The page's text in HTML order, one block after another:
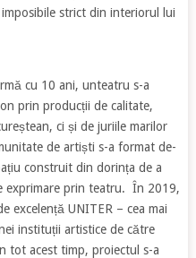
strict din interiorul lui
cu 10 ani, unteatru s-a
prin producții de calitate,
ci și de juriile marilor
de artiști s-a format de-
construit din dorința de a
exprimare prin teatru. În 2019,
excelență UNITER – cea mai
instituții artistice de către
tot acest timp, proiectul s-a